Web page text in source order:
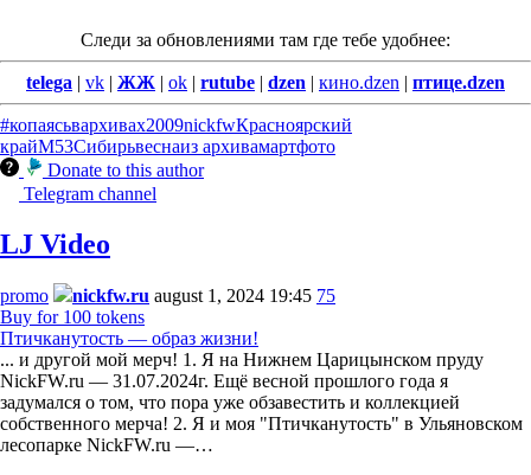
Следи за обновлениями там где тебе удобнее:
telega | vk | ЖЖ | ok | rutube | dzen | кино.dzen | птице.dzen
#копаясьвархивах2009nickfwКрасноярский
крайМ53Сибирьвеснаиз архивамартфото
Donate to this author
Telegram channel
LJ Video
promo nickfw.ru august 1, 2024 19:45 75
Buy for 100 tokens
Птичканутость — образ жизни!
... и другой мой мерч! 1. Я на Нижнем Царицынском пруду
NickFW.ru — 31.07.2024г. Ещё весной прошлого года я
задумался о том, что пора уже обзавестить и коллекцией
собственного мерча! 2. Я и моя "Птичканутость" в Ульяновском
лесопарке NickFW.ru —…